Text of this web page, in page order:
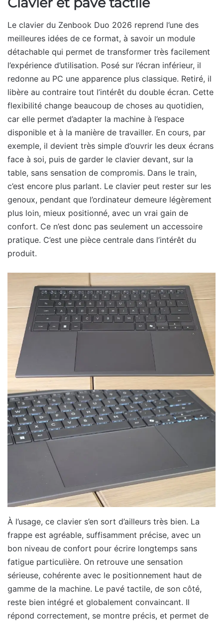
Le clavier du Zenbook Duo 2026 reprend l’une des
meilleures idées de ce format, à savoir un module
détachable qui permet de transformer très facilement
l’expérience d’utilisation. Posé sur l’écran inférieur, il
redonne au PC une apparence plus classique. Retiré, il
libère au contraire tout l’intérêt du double écran. Cette
flexibilité change beaucoup de choses au quotidien,
car elle permet d’adapter la machine à l’espace
disponible et à la manière de travailler. En cours, par
exemple, il devient très simple d’ouvrir les deux écrans
face à soi, puis de garder le clavier devant, sur la
table, sans sensation de compromis. Dans le train,
c’est encore plus parlant. Le clavier peut rester sur les
genoux, pendant que l’ordinateur demeure légèrement
plus loin, mieux positionné, avec un vrai gain de
confort. Ce n’est donc pas seulement un accessoire
pratique. C’est une pièce centrale dans l’intérêt du
produit.
À l’usage, ce clavier s’en sort d’ailleurs très bien. La
frappe est agréable, suffisamment précise, avec un
bon niveau de confort pour écrire longtemps sans
fatigue particulière. On retrouve une sensation
sérieuse, cohérente avec le positionnement haut de
gamme de la machine. Le pavé tactile, de son côté,
reste bien intégré et globalement convaincant. Il
répond correctement, se montre précis, et permet de